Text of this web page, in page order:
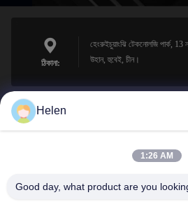
ঠিকানা:
হেংরুইচুয়াংঝি টেকনোলজি পার্ক, 13
উহান, হুবেই, চীন।
sales@perfectlaser.net
Helen
1:26 AM
Good day, what product are you